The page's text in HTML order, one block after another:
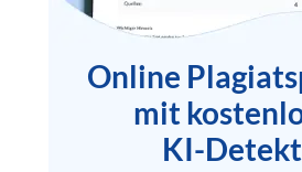
Online
mit
KI-